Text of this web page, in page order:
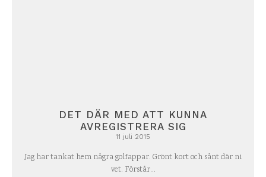
DET DÄR MED ATT KUNNA
AVREGISTRERA SIG
11 juli 2015
Jag har tankat hem några golfappar. Grönt kort och sånt där ni
vet. Förstår...